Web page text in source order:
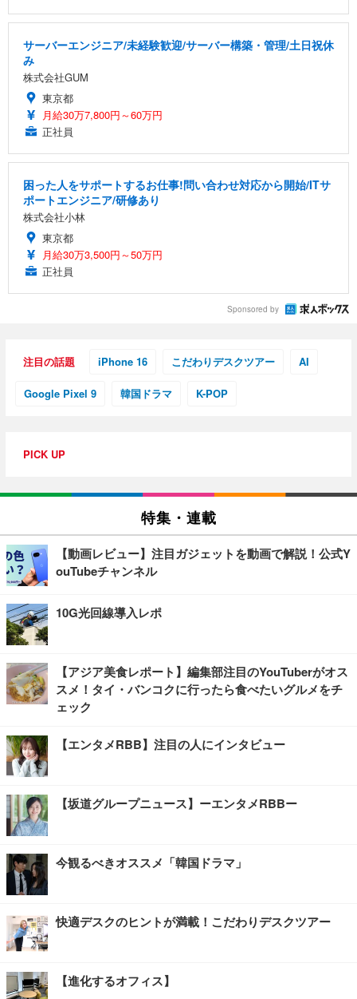
サーバーエンジニア/未経験歓迎/サーバー構築・管理/土日祝休
み
株式会社GUM
東京都
月給30万7,800円～60万円
正社員
困った人をサポートするお仕事!問い合わせ対応から開始/ITサ
ポートエンジニア/研修あり
株式会社小林
東京都
月給30万3,500円～50万円
正社員
Sponsored by
注目の話題 iPhone 16 こだわりデスクツアー AI
Google Pixel 9 韓国ドラマ K-POP
PICK UP
特集・連載
【動画レビュー】注目ガジェットを動画で解説！公式Y
ouTubeチャンネル
10G光回線導入レポ
【アジア美食レポート】編集部注目のYouTuberがオス
スメ！タイ・バンコクに行ったら食べたいグルメをチ
ェック
【エンタメRBB】注目の人にインタビュー
【坂道グループニュース】ーエンタメRBBー
今観るべきオススメ「韓国ドラマ」
快適デスクのヒントが満載！こだわりデスクツアー
【進化するオフィス】